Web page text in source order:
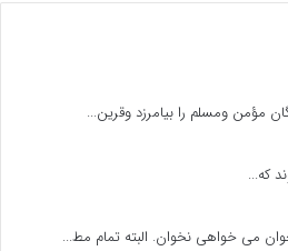
مؤمن ومسلم را بیامرزد وقرین...
که...
می خواهی نخوان. البته تمام مط...